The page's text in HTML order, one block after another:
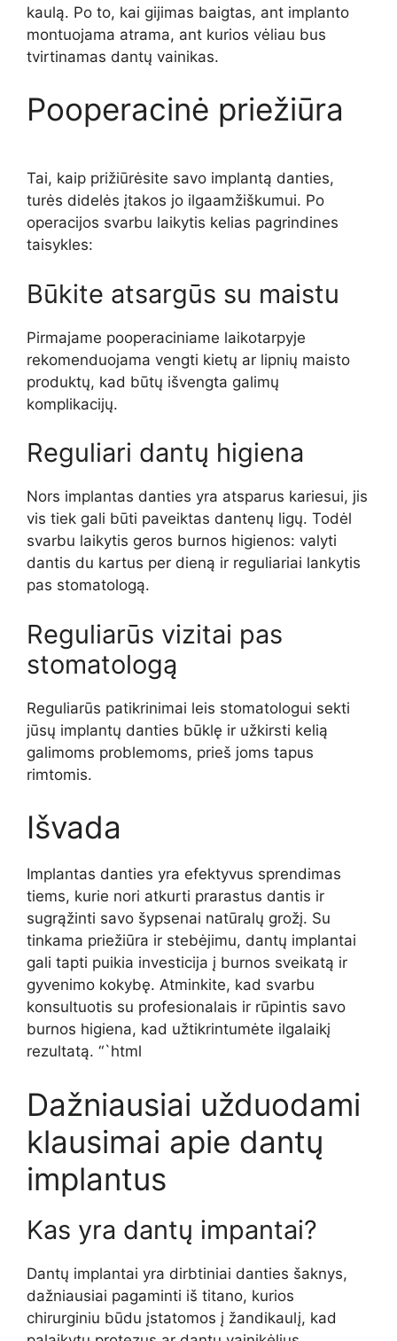
kaulą. Po to, kai gijimas baigtas, ant implanto
montuojama atrama, ant kurios vėliau bus
tvirtinamas dantų vainikas.
Pooperacinė priežiūra
Tai, kaip prižiūrėsite savo implantą danties,
turės didelės įtakos jo ilgaamžiškumui. Po
operacijos svarbu laikytis kelias pagrindines
taisykles:
Būkite atsargūs su maistu
Pirmajame pooperaciniame laikotarpyje
rekomenduojama vengti kietų ar lipnių maisto
produktų, kad būtų išvengta galimų
komplikacijų.
Reguliari dantų higiena
Nors implantas danties yra atsparus kariesui, jis
vis tiek gali būti paveiktas dantenų ligų. Todėl
svarbu laikytis geros burnos higienos: valyti
dantis du kartus per dieną ir reguliariai lankytis
pas stomatologą.
Reguliarūs vizitai pas
stomatologą
Reguliarūs patikrinimai leis stomatologui sekti
jūsų implantų danties būklę ir užkirsti kelią
galimoms problemoms, prieš joms tapus
rimtomis.
Išvada
Implantas danties yra efektyvus sprendimas
tiems, kurie nori atkurti prarastus dantis ir
sugrąžinti savo šypsenai natūralų grožį. Su
tinkama priežiūra ir stebėjimu, dantų implantai
gali tapti puikia investicija į burnos sveikatą ir
gyvenimo kokybę. Atminkite, kad svarbu
konsultuotis su profesionalais ir rūpintis savo
burnos higiena, kad užtikrintumėte ilgalaikį
rezultatą. “`html
Dažniausiai užduodami
klausimai apie dantų
implantus
Kas yra dantų impantai?
Dantų implantai yra dirbtiniai danties šaknys,
dažniausiai pagaminti iš titano, kurios
chirurginiu būdu įstatomos į žandikaulį, kad